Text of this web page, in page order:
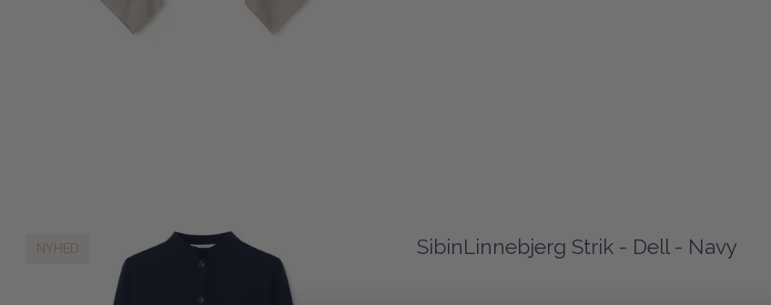
NYHED SibinLinnebjerg Strik - Dell - Navy